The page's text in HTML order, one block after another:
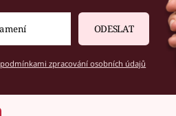
ODESLAT
podmínkami zpracování osobních údajů